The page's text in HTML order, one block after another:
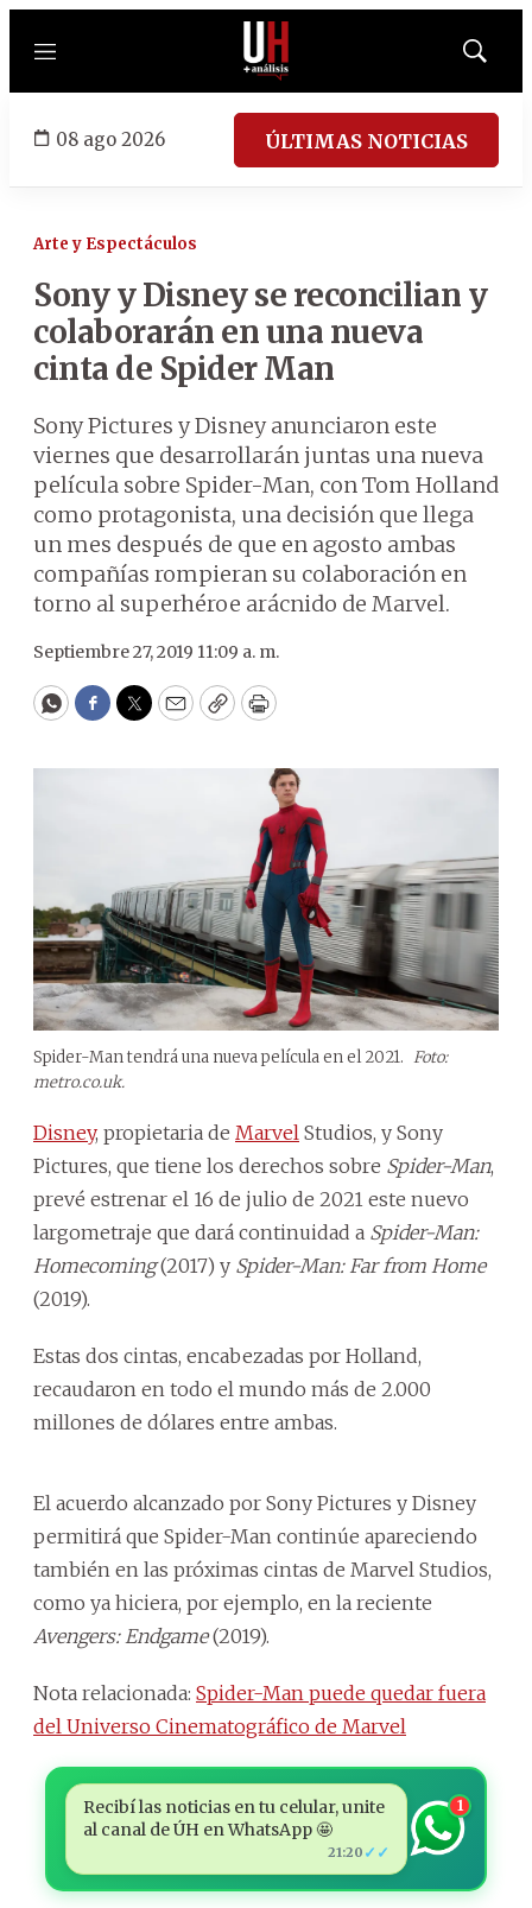
Menú
Mostrar
08 ago 2026 ÚLTIMAS NOTICIAS
Arte y Espectáculos
Sony y Disney se reconcilian y
colaborarán en una nueva
cinta de Spider Man
Sony Pictures y Disney anunciaron este
viernes que desarrollarán juntas una nueva
película sobre Spider-Man, con Tom Holland
como protagonista, una decisión que llega
un mes después de que en agosto ambas
compañías rompieran su colaboración en
torno al superhéroe arácnido de Marvel.
Septiembre 27, 2019 11:09 a. m.
WhatsApp
Facebook
Twitter
EmailCopyPrint
Spider-Man tendrá una nueva película en el 2021. Foto:
metro.co.uk.
Disney, propietaria de Marvel Studios, y Sony
Pictures, que tiene los derechos sobre Spider-Man,
prevé estrenar el 16 de julio de 2021 este nuevo
largometraje que dará continuidad a Spider-Man:
Homecoming(2017) y Spider-Man: Far from Home
(2019).
Estas dos cintas, encabezadas por Holland,
recaudaron en todo el mundo más de 2.000
millones de dólares entre ambas.
El acuerdo alcanzado por Sony Pictures y Disney
permitirá que Spider-Man continúe apareciendo
también en las próximas cintas de Marvel Studios,
como ya hiciera, por ejemplo, en la reciente
Avengers: Endgame(2019).
Nota relacionada: Spider-Man puede quedar fuera
del Universo Cinematográfico de Marvel
Recibí las noticias en tu celular, unite
al canal de ÚH en WhatsApp 🤩
21:20 ✓✓
1